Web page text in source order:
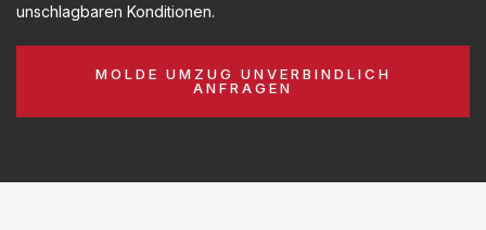
unschlagbaren Konditionen.
MOLDE UMZUG UNVERBINDLICH
ANFRAGEN